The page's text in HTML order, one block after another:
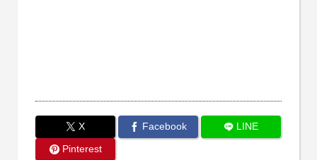
X Facebook
LINE
Pinterest